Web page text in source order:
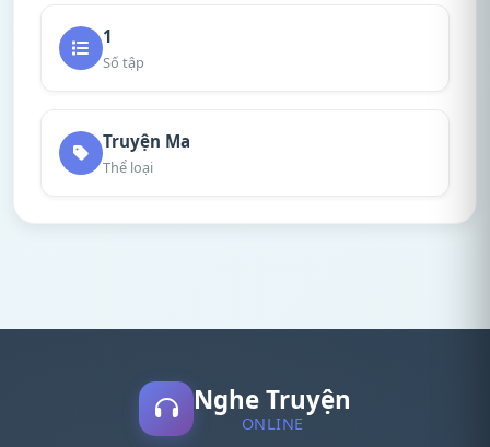
1
Số tập
Truyện Ma
Thể loại
Nghe Truyện
ONLINE